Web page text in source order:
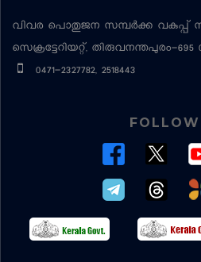
വിവര പൊതുജന സമ്പര്‍ക്ക വകുപ്പ്
സെക്രട്ടേറിയറ്റ്, തിരുവനന്തപുരം-695
0471-2327782, 2518443
FOLLOW